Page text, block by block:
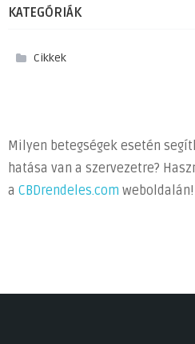
KATEGÓRIÁK
Cikkek
Milyen betegségek esetén
hatása van a szervezetre?
a CBDrendeles.com weboldalán!